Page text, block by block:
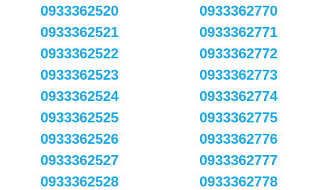
0933362520
0933362521
0933362522
0933362523
0933362524
0933362525
0933362526
0933362527
0933362528
0933362770
0933362771
0933362772
0933362773
0933362774
0933362775
0933362776
0933362777
0933362778